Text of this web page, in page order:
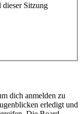
dieser Sitzung
dich anmelden zu
erledigt und